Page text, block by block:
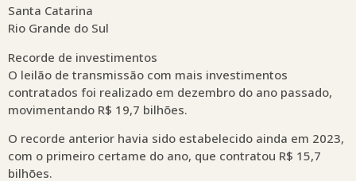
Santa Catarina
Rio Grande do Sul
Recorde de investimentos
O leilão de transmissão com mais investimentos
contratados foi realizado em dezembro do ano passado,
movimentando R$ 19,7 bilhões.
O recorde anterior havia sido estabelecido ainda em 2023,
com o primeiro certame do ano, que contratou R$ 15,7
bilhões.